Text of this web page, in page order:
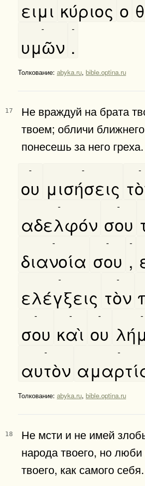
ειμι κύριος ο
υμῶν
-
.
-
Толкование: abyka.ru, bible.optina.ru
17
Не враждуй на брата
твоем; обличи
понесешь за него греха.
ου
-
μισήσεις
- -
αδελφόν
-
σου
-
διανοία
-
σου
-
,
-
ελέγξεις
-
τὸν
-
σου
-
καὶ
-
ου
- -
αυτὸν
- -
Толкование: abyka.ru, bible.optina.ru
18
Не мсти и не имей
народа твоего, но
твоего, как самого